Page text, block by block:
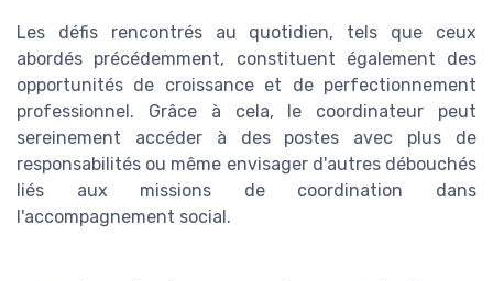
Les défis rencontrés au quotidien, tels que ceux
abordés précédemment, constituent également des
opportunités de croissance et de perfectionnement
professionnel. Grâce à cela, le coordinateur peut
sereinement accéder à des postes avec plus de
responsabilités ou même envisager d'autres débouchés
liés aux missions de coordination dans
l'accompagnement social.